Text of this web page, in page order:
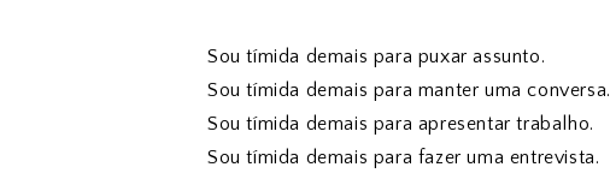
Sou tímida demais para puxar assunto.
Sou tímida demais para manter uma conversa.
Sou tímida demais para apresentar trabalho.
Sou tímida demais para fazer uma entrevista.